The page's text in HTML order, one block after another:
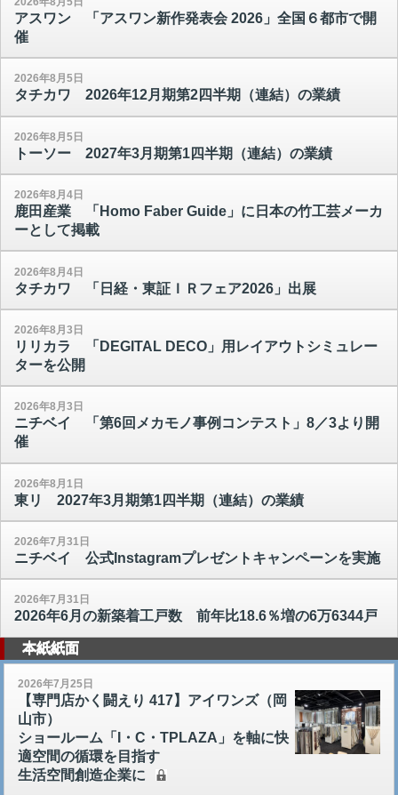
アスワン 「アスワン新作発表会 2026」全国６都市で開
催
2026年8月5日
タチカワ 2026年12月期第2四半期（連結）の業績
2026年8月5日
トーソー 2027年3月期第1四半期（連結）の業績
2026年8月4日
鹿田産業 「Homo Faber Guide」に日本の竹工芸メーカ
ーとして掲載
2026年8月4日
タチカワ 「日経・東証ＩＲフェア2026」出展
2026年8月3日
リリカラ 「DEGITAL DECO」用レイアウトシミュレー
ターを公開
2026年8月3日
ニチベイ 「第6回メカモノ事例コンテスト」8／3より開
催
2026年8月1日
東リ 2027年3月期第1四半期（連結）の業績
2026年7月31日
ニチベイ 公式Instagramプレゼントキャンペーンを実施
2026年7月31日
2026年6月の新築着工戸数 前年比18.6％増の6万6344戸
本紙紙面
2026年7月25日
【専門店かく闘えり 417】アイワンズ（岡
山市）
ショールーム「I・C・TPLAZA」を軸に快
適空間の循環を目指す
生活空間創造企業に